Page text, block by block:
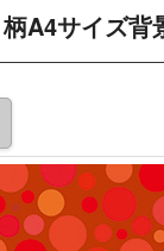
A4サイズ背